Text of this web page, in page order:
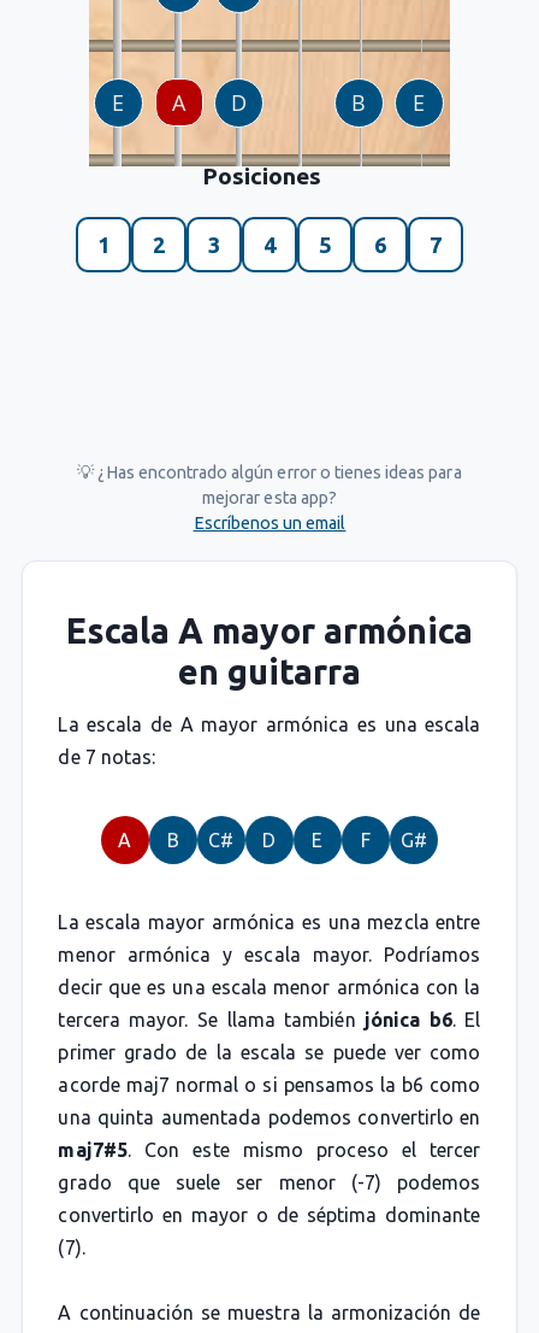
Posiciones
1 2 3 4 5 6 7
💡 ¿Has encontrado algún error o tienes ideas para
mejorar esta app?
Escríbenos un email
Escala A mayor armónica
en guitarra
La escala de A mayor armónica es una escala
de 7 notas:
A B C# D E F G#
La escala mayor armónica es una mezcla entre
menor armónica y escala mayor. Podríamos
decir que es una escala menor armónica con la
tercera mayor. Se llama también jónica b6. El
primer grado de la escala se puede ver como
acorde maj7 normal o si pensamos la b6 como
una quinta aumentada podemos convertirlo en
maj7#5. Con este mismo proceso el tercer
grado que suele ser menor (-7) podemos
convertirlo en mayor o de séptima dominante
(7).
A continuación se muestra la armonización de